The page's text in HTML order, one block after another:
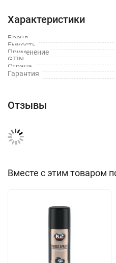
Характеристики
Бренд
Емкость
Применение
GTIN
Страна
Гарантия
Отзывы
Вместе с этим товаром